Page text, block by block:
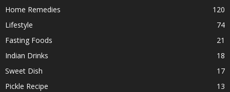
Home Remedies
120
Lifestyle
74
Fasting Foods
21
Indian Drinks
18
Sweet Dish
17
Pickle Recipe
13